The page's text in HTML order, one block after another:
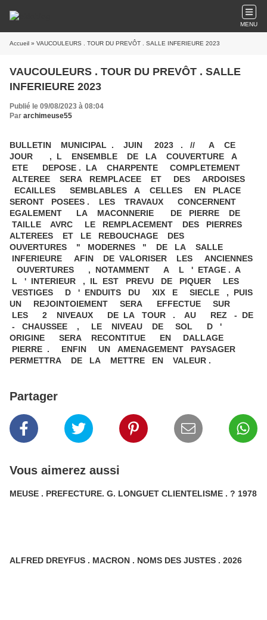
MENU
Accueil » VAUCOULEURS . TOUR DU PREVÔT . SALLE INFERIEURE 2023
VAUCOULEURS . TOUR DU PREVÔT . SALLE
INFERIEURE 2023
Publié le 09/08/2023 à 08:04
Par archimeuse55
BULLETIN MUNICIPAL . JUIN 2023 . // A CE
JOUR , L ENSEMBLE DE LA COUVERTURE A
ETE DEPOSE . LA CHARPENTE COMPLETEMENT
ALTEREE SERA REMPLACEE ET DES ARDOISES
ECAILLES SEMBLABLES A CELLES EN PLACE
SERONT POSEES . LES TRAVAUX CONCERNENT
EGALEMENT LA MACONNERIE DE PIERRE DE
TAILLE AVRC LE REMPLACEMENT DES PIERRES
ALTEREES ET LE REBOUCHAGE DES
OUVERTURES " MODERNES " DE LA SALLE
INFERIEURE AFIN DE VALORISER LES ANCIENNES
OUVERTURES , NOTAMMENT A L ' ETAGE . A
L ' INTERIEUR , IL EST PREVU DE PIQUER LES
VESTIGES D ' ENDUITS DU XIX E SIECLE , PUIS
UN REJOINTOIEMENT SERA EFFECTUE SUR
LES 2 NIVEAUX DE LA TOUR . AU REZ - DE
- CHAUSSEE , LE NIVEAU DE SOL D '
ORIGINE SERA RECONTITUE EN DALLAGE
PIERRE . ENFIN UN AMENAGEMENT PAYSAGER
PERMETTRA DE LA METTRE EN VALEUR .
Partager
Vous aimerez aussi
MEUSE . PREFECTURE. G. LONGUET CLIENTELISME . ? 1978
ALFRED DREYFUS . MACRON . NOMS DES JUSTES . 2026